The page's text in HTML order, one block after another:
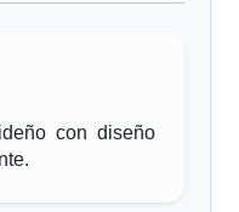
con diseño